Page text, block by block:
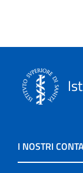
I NOSTRI